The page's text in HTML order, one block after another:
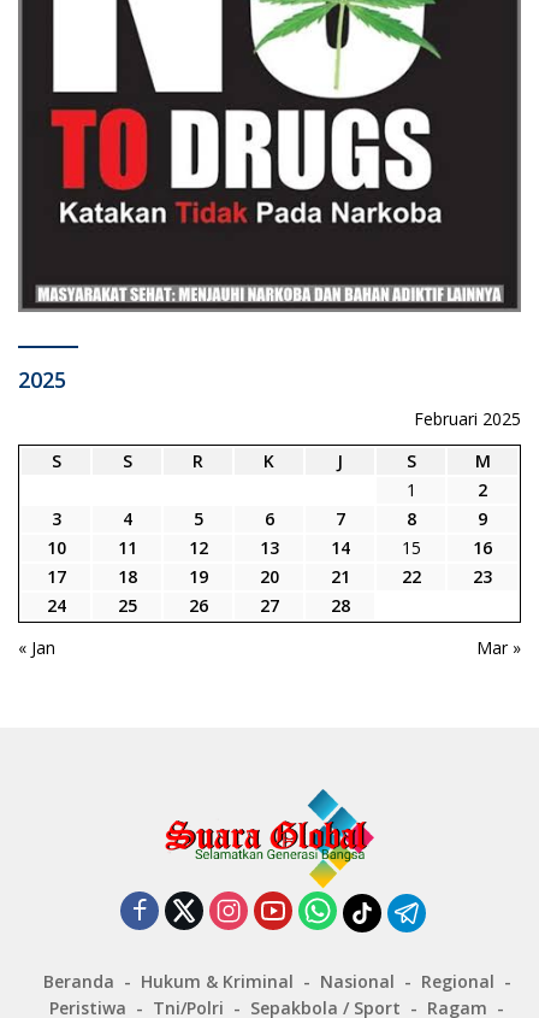
2025
Februari 2025
S
S R K J S
M
1
2
3
4 5 6 7 8
9
10
11 12 13 14 15
16
17
18 19 20 21 22
23
24
25 26 27
28
« Jan
Mar »
Beranda Hukum & Kriminal Nasional
Regional
Peristiwa
Tni/Polri Sepakbola / Sport Ragam